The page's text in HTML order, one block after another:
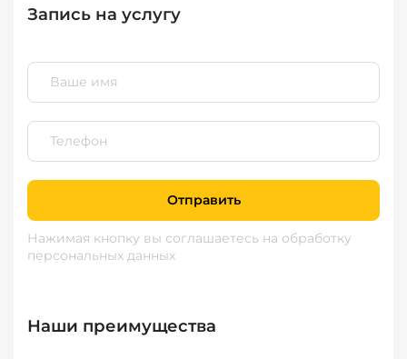
Запись на услугу
Отправить
Нажимая кнопку вы соглашаетесь на обработку
персональных данных
Наши преимущества